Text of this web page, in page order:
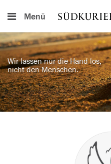
Menü
Wir lassen nur die Hand los,
nicht den Menschen.